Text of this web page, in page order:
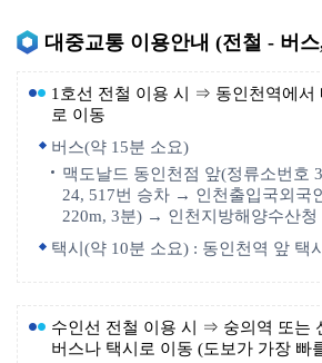
대중교통 이용안내 (전철 - 버
1호선 전철 이용 시 ⇒ 동인천역에서
로 이동
버스(약 15분 소요)
맥도날드 동인천점 앞(정류소번호
24, 517번 승차 → 인천출입국외국
220m, 3분) → 인천지방해양수산청
택시(약 10분 소요) : 동인천역 앞 택
수인선 전철 이용 시 ⇒ 숭의역 또는
버스나 택시로 이동 (도보가 가장 빠